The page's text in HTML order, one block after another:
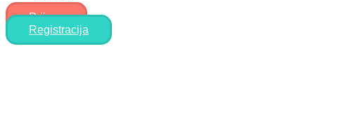
Prijava
Registracija